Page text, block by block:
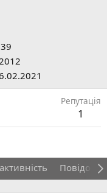
39
Репутація
1